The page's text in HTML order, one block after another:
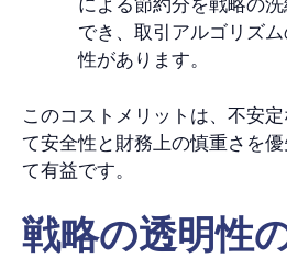
による節約分を戦略の
でき、取引アルゴリズ
性があります。
このコストメリットは、不安
て安全性と財務上の慎重さを
て有益です。
戦略の透明性